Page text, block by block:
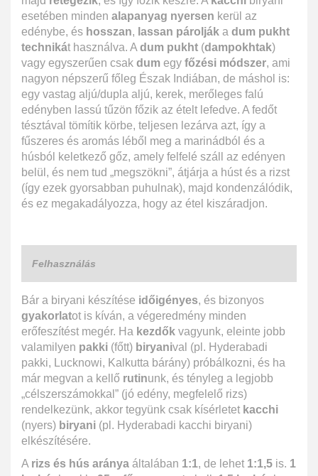
esetében minden alapanyag nyersen kerül az
edénybe, és hosszan, lassan párolják a dum pukht
technikát használva. A dum pukht (dampokhtak)
vagy egyszerűen csak dum egy főzési módszer, ami
nagyon népszerű főleg Észak Indiában, de máshol is:
egy vastag aljú/dupla aljú, kerek, merőleges falú
edényben lassú tűzön főzik az ételt lefedve. A fedőt
tésztával tömítik körbe, teljesen lezárva azt, így a
fűszeres és aromás léből meg a marinádból és a
húsból keletkező gőz, amely felfelé száll az edényen
belül, és nem tud „megszökni”, átjárja a húst és a rizst
(így ezek gyorsabban puhulnak), majd kondenzálódik,
és ez megakadályozza, hogy az étel kiszáradjon.
Felhasználás
Bár a biryani készítése időigényes, és bizonyos
gyakorlatot is kíván, a végeredmény minden
erőfeszítést megér. Ha kezdők vagyunk, eleinte jobb
valamilyen pakki (főtt) biryanival (pl. Hyderabadi
pakki, Lucknowi, Kalkutta bárány) próbálkozni, és ha
már megvan a kellő rutinunk, és tényleg a legjobb
„célszerszámokkal” (jó edény, megfelelő rizs)
rendelkezünk, akkor tegyünk csak kísérletet kacchi
(nyers) biryani (pl. Hyderabadi kacchi biryani)
elkészítésére.
A rizs és hús aránya általában 1:1, de lehet 1:1,5 is. 1